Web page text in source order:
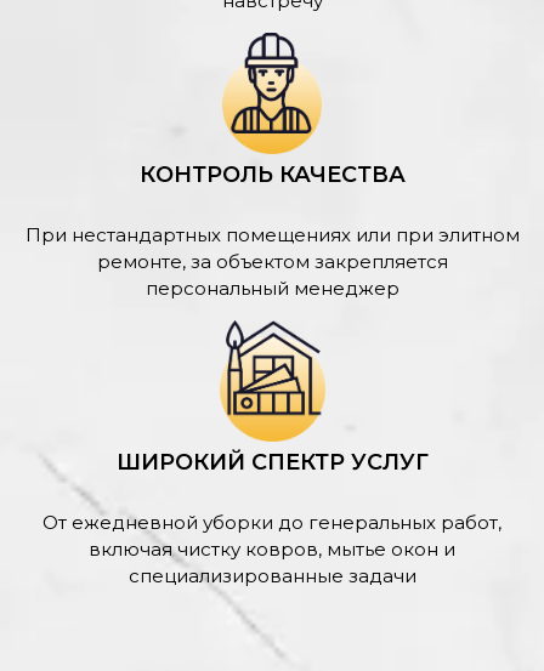
КОНТРОЛЬ КАЧЕСТВА
При нестандартных помещениях или при элитном
ремонте, за объектом закрепляется
персональный менеджер
ШИРОКИЙ СПЕКТР УСЛУГ
От ежедневной уборки до генеральных работ,
включая чистку ковров, мытье окон и
специализированные задачи